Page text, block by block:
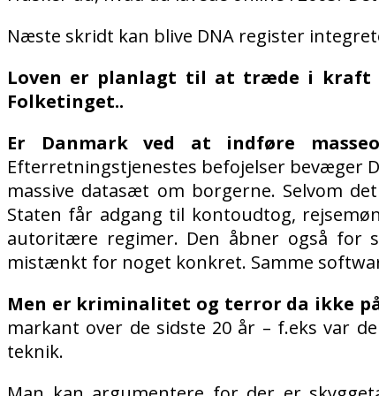
Næste skridt kan blive DNA register
Loven er planlagt til at træde i kraft
Folketinget..
Er Danmark ved at indføre
Efterretningstjenestes befojelser bevæger
massive datasæt om borgerne. Selvom
Staten får adgang til kontoudtog,
autoritære regimer. Den åbner også for
mistænkt for noget konkret. Samme
Men er kriminalitet og terror da ikke
markant over de sidste 20 år – f.eks var
teknik.